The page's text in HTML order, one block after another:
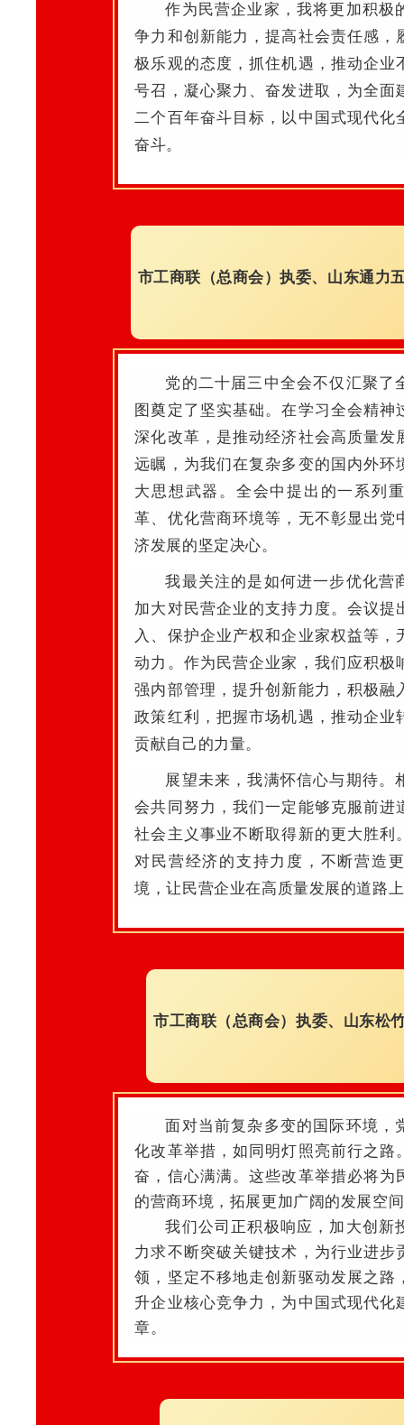
作为民营企业家，我将更加积极
争力和创新能力，提高社会责任感
极乐观的态度，抓住机遇，推动企
号召，凝心聚力、奋发进取，为全
二个百年奋斗目标，以中国式现代
奋斗。
市工商联（总商会）执委、山东通力
党的二十届三中全会不仅汇聚了
图奠定了坚实基础。在学习全会精
深化改革，是推动经济社会高质量
远瞩，为我们在复杂多变的国内外
大思想武器。全会中提出的一系列
革、优化营商环境等，无不彰显出
济发展的坚定决心。
我最关注的是如何进一步优化营
加大对民营企业的支持力度。会议
入、保护企业产权和企业家权益等
动力。 作为民营企业家，我们应积极
强内部管理，提升创新能力，积极
政策红利，把握市场机遇，推动企
贡献自己的力量。
展望未来，我满怀信心与期待。
会共同努力，我们一定能够克服前
社会主义事业不断取得新的更大胜
对民营经济的支持力度，不断营造
境，让民营企业在高质量发展的道路
市工商联（总商会）执委、山东松
面对当前复杂多变的国际环境，
化改革举措，如同明灯照亮前行之路
奋，信心满满。这些改革举措必将为
的营商环境，拓展更加广阔的发展空
我们 公司正积极响应，加大创新
力求不断突破关键技术，为行业进步
领，坚定不移地走创新驱动发展之
升企业核心竞争力，为中国式现代
章。